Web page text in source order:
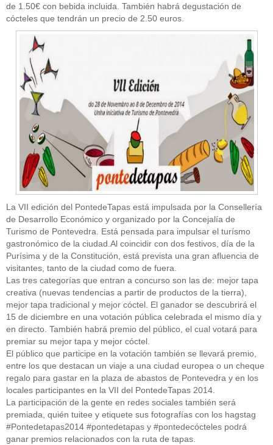
CATEGORÍAS
Alimentación
Alimentos
Carnes(3)
cataluña(1)
chef(2)
Chefs(59)
Cocina (38)
consejos (3)
El Celler de Can Roca
Empresas(12)
ferran adria(10)
formación (1)
Gastronomía(18)
guías(13)
Guipuzcoa(2)
Italia(1)
Joan Roca(2)
libros
Madrid
mejores-productos (3)
México(1)
Murcia(1)
País Vasco(1)
quesos(3)
de 1.50€ con bebida incluida. También habrá degustación de
cócteles que tendrán un precio de 2.50 euros.
La VII edición del PontedeTapas está impulsada por la Consellería
de Desarrollo Económico y organizado por la Concejalía de
Turismo de Pontevedra. Está pensada para impulsar el turísmo
gastronómico de la ciudad.Al coincidir con dos festivos, día de la
Purísima y de la Constitución, está prevista una gran afluencia de
visitantes, tanto de la ciudad como de fuera.
Las tres categorías que entran a concurso son las de: mejor tapa
creativa (nuevas tendencias a partir de productos de la tierra),
mejor tapa tradicional y mejor cóctel. El ganador se descubrirá el
15 de diciembre en una votación pública celebrada el mismo día y
en directo. También habrá premio del público, el cual votará para
premiar su mejor tapa y mejor cóctel.
El público que participe en la votación también se llevará premio,
entre los que destacan un viaje a una ciudad europea o un cheque
regalo para gastar en la plaza de abastos de Pontevedra y en los
locales participantes en la VII del PontedeTapas 2014.
La participación de la gente en redes sociales también será
premiada, quién tuitee y etiquete sus fotografías con los hagstag
#Pontedetapas2014 #pontedetapas y #pontedecócteles podrá
ganar premios relacionados con la ruta de tapas.